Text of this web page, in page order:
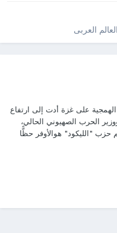
العربى
على غزة أدت إلى ارتفاع
الحرب الصهيوني الحالي،
حزب "الليكود" هوالأوفر حظًّا